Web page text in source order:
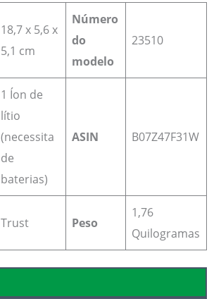
18,7 x 5,6 x
5,1 cm
Número
do
modelo
23510
1 Íon de
lítio
(necessita
de
baterias)
ASIN B07Z47F31W
Trust Peso
1,76
Quilogramas